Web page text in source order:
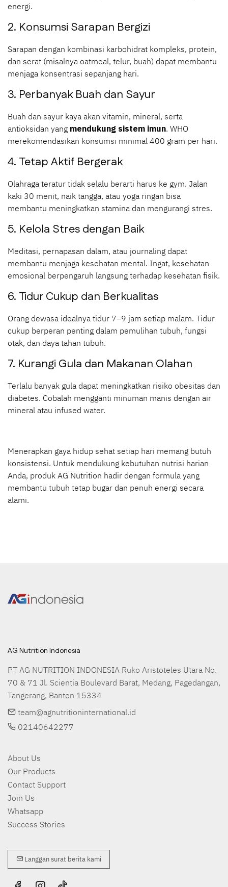
energi.
2. Konsumsi Sarapan Bergizi
Sarapan dengan kombinasi karbohidrat kompleks, protein,
dan serat (misalnya oatmeal, telur, buah) dapat membantu
menjaga konsentrasi sepanjang hari.
3. Perbanyak Buah dan Sayur
Buah dan sayur kaya akan vitamin, mineral, serta
antioksidan yang mendukung sistem imun. WHO
merekomendasikan konsumsi minimal 400 gram per hari.
4. Tetap Aktif Bergerak
Olahraga teratur tidak selalu berarti harus ke gym. Jalan
kaki 30 menit, naik tangga, atau yoga ringan bisa
membantu meningkatkan stamina dan mengurangi stres.
5. Kelola Stres dengan Baik
Meditasi, pernapasan dalam, atau journaling dapat
membantu menjaga kesehatan mental. Ingat, kesehatan
emosional berpengaruh langsung terhadap kesehatan fisik.
6. Tidur Cukup dan Berkualitas
Orang dewasa idealnya tidur 7–9 jam setiap malam. Tidur
cukup berperan penting dalam pemulihan tubuh, fungsi
otak, dan daya tahan tubuh.
7. Kurangi Gula dan Makanan Olahan
Terlalu banyak gula dapat meningkatkan risiko obesitas dan
diabetes. Cobalah mengganti minuman manis dengan air
mineral atau infused water.
Menerapkan gaya hidup sehat setiap hari memang butuh
konsistensi. Untuk mendukung kebutuhan nutrisi harian
Anda, produk AG Nutrition hadir dengan formula yang
membantu tubuh tetap bugar dan penuh energi secara
alami.
AG Nutrition Indonesia
PT AG NUTRITION INDONESIA Ruko Aristoteles Utara No.
70 & 71 Jl. Scientia Boulevard Barat, Medang, Pagedangan,
Tangerang, Banten 15334
team@agnutritioninternational.id
02140642277
About Us
Our Products
Contact Support
Join Us
Whatsapp
Success Stories
Langgan surat berita kami